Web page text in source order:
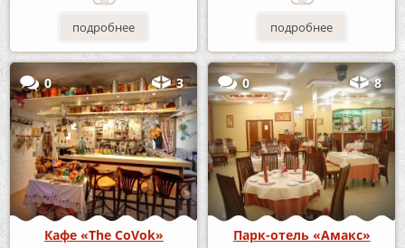
подробнее подробнее
0 3
Кафе «The CoVok»
0 8
Парк-отель «Амакс»